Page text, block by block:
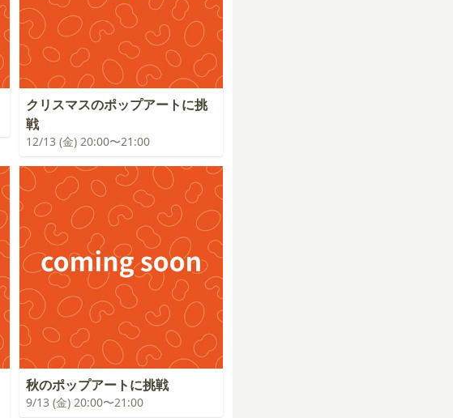
クリスマスのポップアートに挑
戦
12/13 (金) 20:00〜21:00
秋のポップアートに挑戦
9/13 (金) 20:00〜21:00